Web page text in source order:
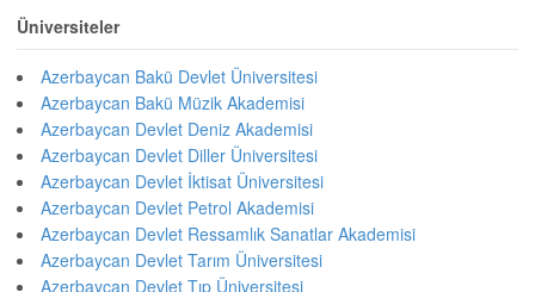
Üniversiteler
Azerbaycan Bakü Devlet Üniversitesi
Azerbaycan Bakü Müzik Akademisi
Azerbaycan Devlet Deniz Akademisi
Azerbaycan Devlet Diller Üniversitesi
Azerbaycan Devlet İktisat Üniversitesi
Azerbaycan Devlet Petrol Akademisi
Azerbaycan Devlet Ressamlık Sanatlar Akademisi
Azerbaycan Devlet Tarım Üniversitesi
Azerbaycan Devlet Tıp Üniversitesi